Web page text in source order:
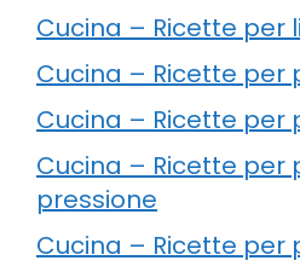
Cucina – Ricette per
Cucina – Ricette per
Cucina – Ricette per
Cucina – Ricette per
pressione
Cucina – Ricette per